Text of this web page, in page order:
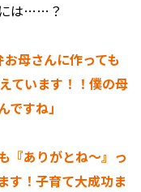
には……？
お母さんに作っても
ています！！僕の母
すね」
『ありがとね～』っ
す！子育て大成功ま